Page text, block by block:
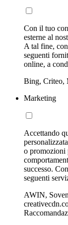
Con il tuo
esterne al
A tal fine,
seguenti
online, a
Bing, Criteo,
Marketing
Accettando
o promozioni
successo.
seguenti
AWIN,